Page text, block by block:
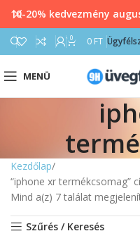
0 0 FT
MENÜ
Kezdőlap
“iphone xr termékcsomag”
Mind a(z) 7 találat
Szűrés / Keresés
10-20% kedvezmény